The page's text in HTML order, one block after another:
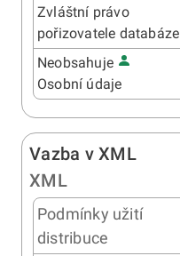
Zvláštní právo
pořizovatele databáze
Neobsahuje
Osobní údaje
Vazba v XML
XML
Podmínky užití
distribuce